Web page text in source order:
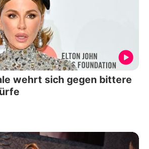
wehrt sich gegen bittere